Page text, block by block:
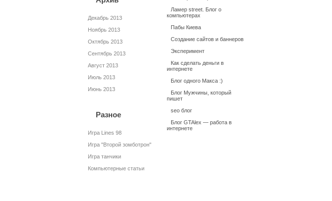
Декабрь 2013
Ноябрь 2013
Октябрь 2013
Сентябрь 2013
Август 2013
Июль 2013
Июнь 2013
Разное
Игра Lines 98
Игра "Второй зомботрон"
Игра танчики
Компьютерные статьи
Ламер street. Блог о
компьютерах
Пабы Киева
Создание сайтов и баннеров
Эксперимент
Как сделать деньги в
интернете
Блог одного Макса :)
Блог Мужчины, который
пишет
seo блог
Блог GTAlex — работа в
интернете